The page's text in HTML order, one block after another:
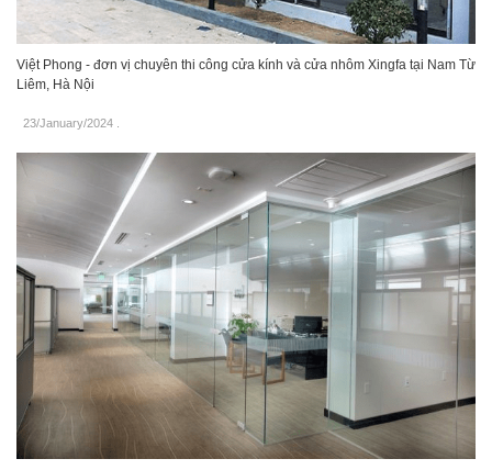
Việt Phong - đơn vị chuyên thi công cửa kính và cửa nhôm Xingfa tại Nam Từ
Liêm, Hà Nội
23/January/2024